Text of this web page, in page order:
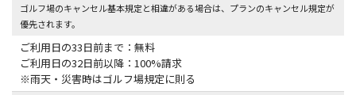
ゴルフ場のキャンセル基本規定と相違がある場合は、プランのキャンセル規定が
優先されます。
ご利用日の33日前まで：無料
ご利用日の32日前以降：100%請求
※雨天・災害時はゴルフ場規定に則る